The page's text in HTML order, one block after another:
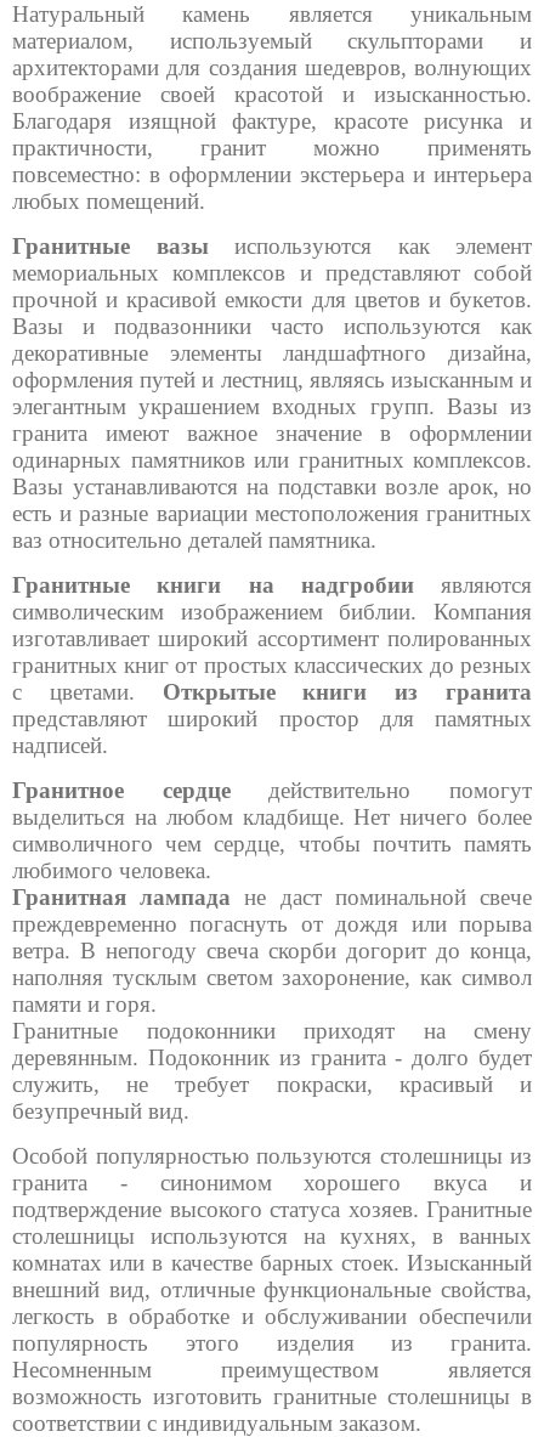
Натуральный камень является уникальным
материалом, используемый скульпторами и
архитекторами для создания шедевров, волнующих
воображение своей красотой и изысканностью.
Благодаря изящной фактуре, красоте рисунка и
практичности, гранит можно применять
повсеместно: в оформлении экстерьера и интерьера
любых помещений.
Гранитные вазы используются как элемент
мемориальных комплексов и представляют собой
прочной и красивой емкости для цветов и букетов.
Вазы и подвазонники часто используются как
декоративные элементы ландшафтного дизайна,
оформления путей и лестниц, являясь изысканным и
элегантным украшением входных групп. Вазы из
гранита имеют важное значение в оформлении
одинарных памятников или гранитных комплексов.
Вазы устанавливаются на подставки возле арок, но
есть и разные вариации местоположения гранитных
ваз относительно деталей памятника.
Гранитные книги на надгробииявляются
символическим изображением библии. Компания
изготавливает широкий ассортимент полированных
гранитных книг от простых классических до резных
с цветами. Открытые книги из гранита
представляют широкий простор для памятных
надписей.
Гранитное сердцедействительно помогут
выделиться на любом кладбище. Нет ничего более
символичного чем сердце, чтобы почтить память
любимого человека.
Гранитная лампада не даст поминальной свече
преждевременно погаснуть от дождя или порыва
ветра. В непогоду свеча скорби догорит до конца,
наполняя тусклым светом захоронение, как символ
памяти и горя.
Гранитные подоконники приходят на смену
деревянным. Подоконник из гранита - долго будет
служить, не требует покраски, красивый и
безупречный вид.
Особой популярностью пользуются столешницы из
гранита - синонимом хорошего вкуса и
подтверждение высокого статуса хозяев. Гранитные
столешницы используются на кухнях, в ванных
комнатах или в качестве барных стоек. Изысканный
внешний вид, отличные функциональные свойства,
легкость в обработке и обслуживании обеспечили
популярность этого изделия из гранита.
Несомненным преимуществом является
возможность изготовить гранитные столешницы в
соответствии с индивидуальным заказом.